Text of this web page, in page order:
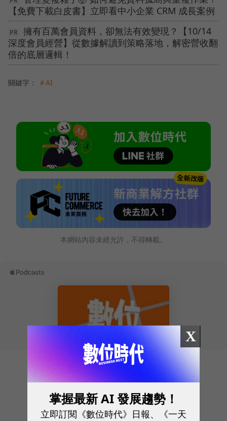
【免費下載白皮書】立即看中小企業 CRM 成長案例
擁有百萬會員資料，卻無法有效變現？【10/14
深度會員經營】從數據解讀到策略落地，解密營收翻
倍的底層邏輯！
關鍵字： ＃AI
本網站內容未經允許，不得轉載。
往下滑看下一篇文章
X
掌握最新 AI 發展趨勢！
立即訂閱《數位時代》日報、《一天